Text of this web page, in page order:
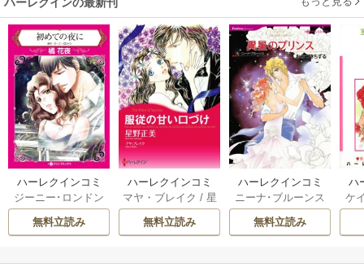
ハーレクインコミ
ックス セット 202
6年 vol.1064 1巻
ジーニー･ロンドン
橘花夜/ メアリ
ー･ライアンズ
ーガン/星合操/ア
無料立読み
ハーレクインコミ
ックス セット 202
6年 vol.1002 1巻
マヤ・ブレイク / 星
野正美/ ヘレン･ブ
ルックス/のわきね
ウェイ/一重夕子
無料立読み
ハーレクインコミ
ックス セット 202
6年 vol.1063 1巻
ニーナ･ブルーンス
おおつきちずる
レベッカ･ヨーク
ーディ/海野みつる
無料立読み
ハ
ッ
ケ
ザ